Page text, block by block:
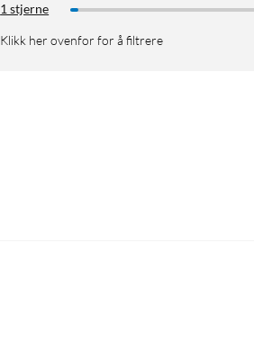
1 stjerne
Klikk her ovenfor for å filtrere